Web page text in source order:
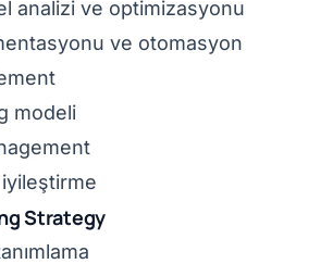
analizi ve optimizasyonu
ve otomasyon
modeli
Strategy